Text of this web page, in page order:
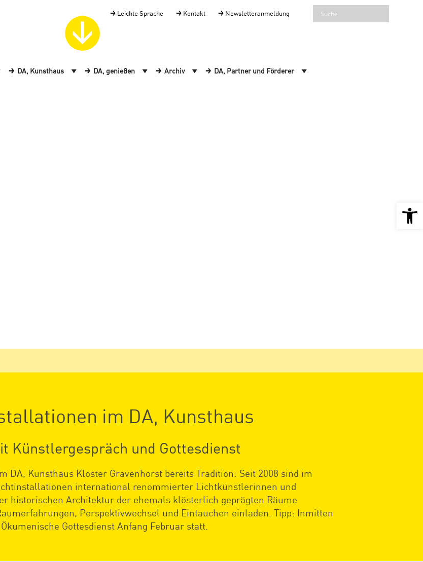
Leichte Sprache Kontakt Newsletteranmeldung
DA, Kunsthaus DA, genießen Archiv DA, Partner und Förderer
im DA, Kunsthaus
Künstlergespräch und Gottesdienst
DA, Kunsthaus Kloster Gravenhorst bereits Tradition: Seit 2008 sind im
international renommierter Lichtkünstlerinnen und
historischen Architektur der ehemals klösterlich geprägten Räume
Perspektivwechsel und Eintauchen einladen. Tipp: Inmitten
Gottesdienst Anfang Februar statt.